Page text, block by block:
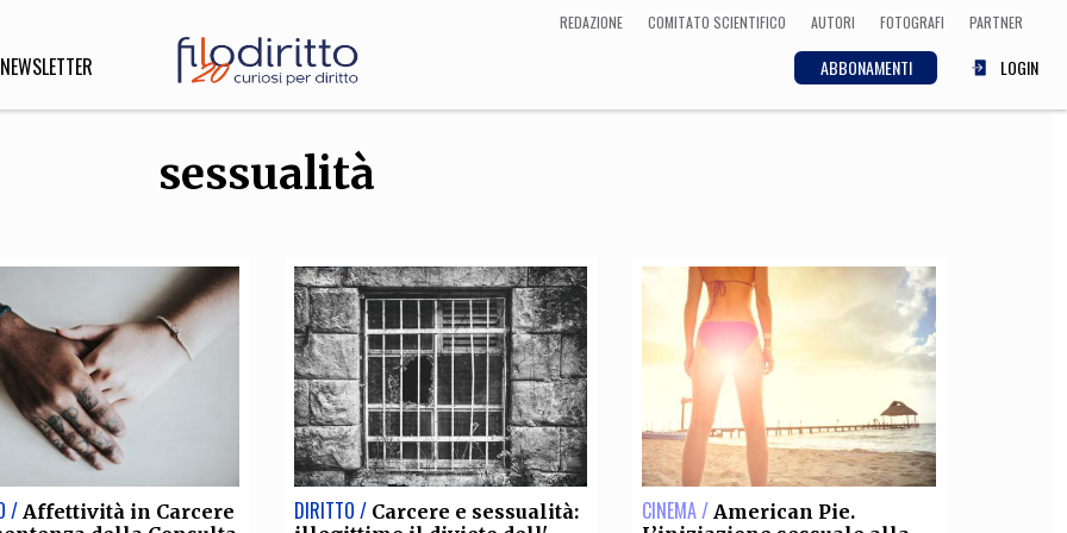
REDAZIONE COMITATO SCIENTIFICO AUTORI FOTOGRAFI PARTNER
ABBONAMENTI LOGIN
NEWSLETTER
Medicina
INNOVAZIONE
Scienze informatiche,
Architettura, Ingegneria
CULTURA
Arte, Cinema, Musica,
Letteratura
sessualità
/ Affettività in Carcere
DIRITTO / Carcere e sessualità:
CINEMA / American Pie.